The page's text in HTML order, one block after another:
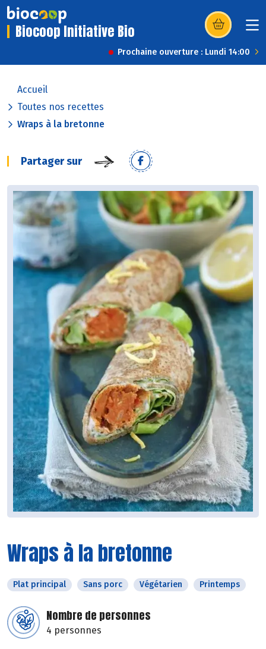
Biocoop Initiative Bio (s’ouvre dans
Prochaine ouverture : Lundi 14:00
Accueil
Toutes nos recettes
Wraps à la bretonne
Partager sur
Wraps à la bretonne
Plat principal Sans porc Végétarien Printemps
Nombre de personnes
4 personnes